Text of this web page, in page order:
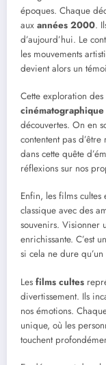
époques. Chaque
aux années 2000.
d’aujourd’hui. Le
les mouvements
devient alors un
Cette exploration
cinématographique
découvertes. On en
contentent pas
dans cette quête
réflexions sur nos
Enfin, les films cultes
classique avec des
souvenirs. Visionner
enrichissante. C’est
si cela ne dure qu’un
Les films cultes
divertissement. Ils
nos émotions.
unique, où les
touchent